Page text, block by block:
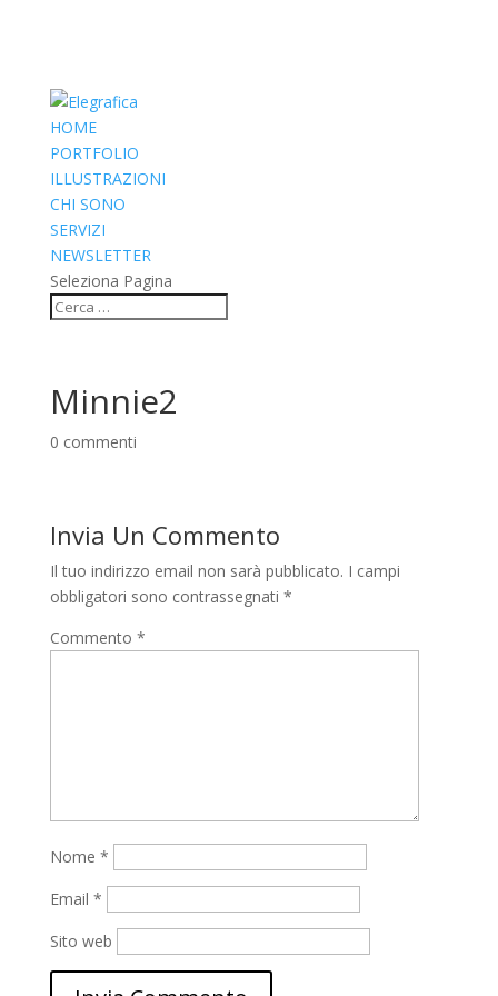
HOME
PORTFOLIO
ILLUSTRAZIONI
CHI SONO
SERVIZI
NEWSLETTER
Seleziona Pagina
Minnie2
0 commenti
Invia Un Commento
Il tuo indirizzo email non sarà pubblicato. I campi
obbligatori sono contrassegnati *
Commento *
Nome *
Email *
Sito web